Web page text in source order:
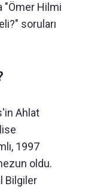
"Ömer Hilmi
soruları
Ahlat
1997
oldu.
Bilgiler